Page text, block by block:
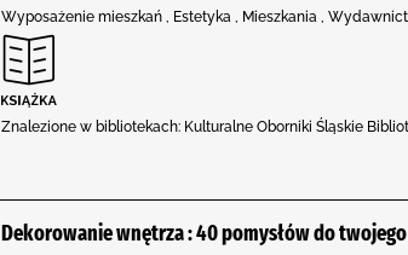
Wyposażenie mieszkań , Estetyka , Mieszkania ,
Znalezione w bibliotekach: Kulturalne Oborniki Śląskie
Dekorowanie wnętrza : 40 pomysłów do